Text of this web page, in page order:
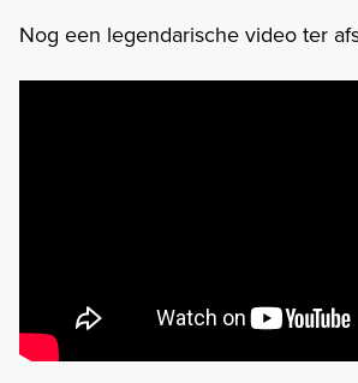
Nog een legendarische video ter